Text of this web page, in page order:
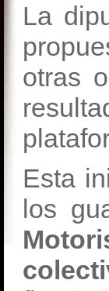
La
otras
Esta
los